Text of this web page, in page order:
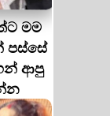
මම
පස්සේ
ආපු